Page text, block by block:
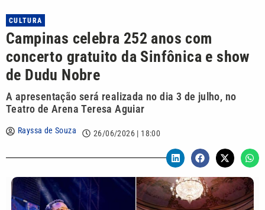
CULTURA
Campinas celebra 252 anos com
concerto gratuito da Sinfônica e show
de Dudu Nobre
A apresentação será realizada no dia 3 de julho, no
Teatro de Arena Teresa Aguiar
Rayssa de Souza 26/06/2026 | 18:00